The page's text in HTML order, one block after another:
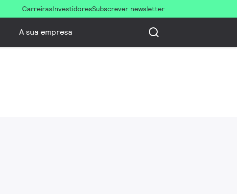
CarreirasInvestidoresSubscrever newsletter
A sua empresa